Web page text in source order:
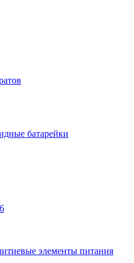
батарейки
элементы питания